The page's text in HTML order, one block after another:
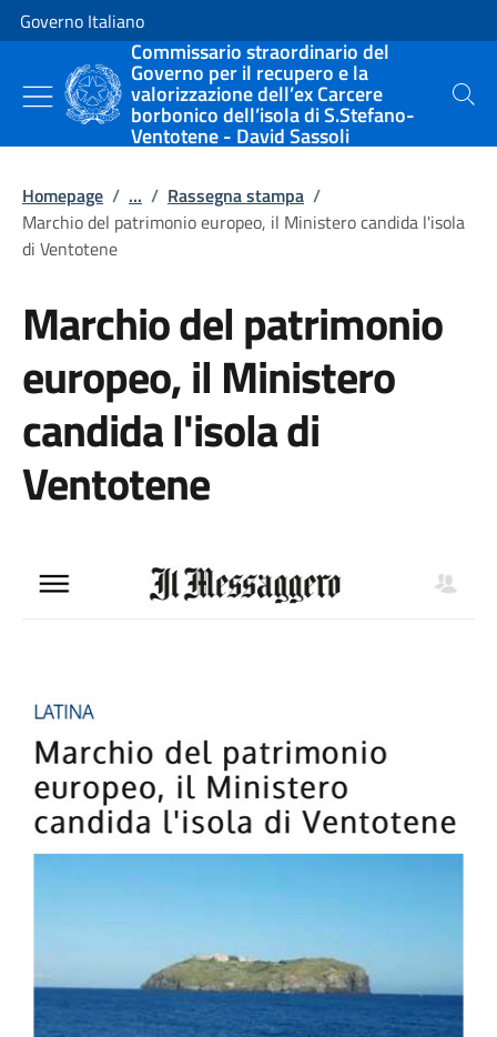
Vai al contenuto
Vai alla navigazione del sito
Governo Italiano
Commissario straordinario del
Governo per il recupero e la
valorizzazione dell’ex Carcere
borbonico dell’isola di S.Stefano-
Ventotene - David Sassoli
Cerca
Homepage / ... / Rassegna stampa /
Marchio del patrimonio europeo, il Ministero candida l'isola
di Ventotene
Marchio del patrimonio
europeo, il Ministero
candida l'isola di
Ventotene